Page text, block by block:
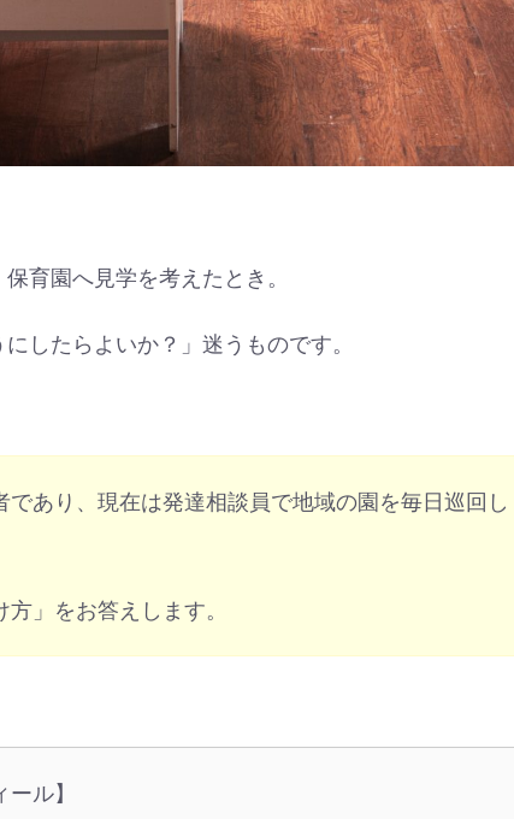
育園へ見学を考えたとき。
したらよいか？」迷うものです。
であり、現在は発達相談員で地域の園を毎日巡回し
方」をお答えします。
ル】